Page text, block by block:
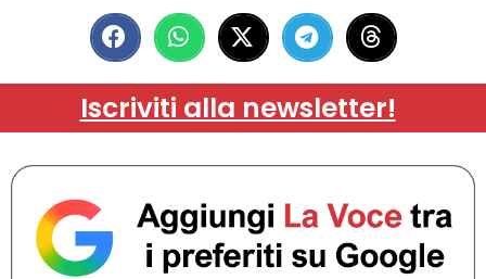
Iscriviti alla newsletter!